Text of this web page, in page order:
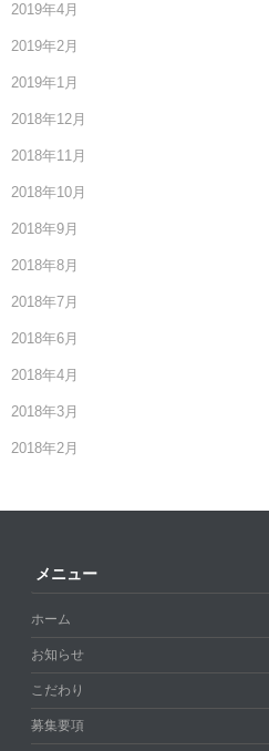
2019年4月
2019年2月
2019年1月
2018年12月
2018年11月
2018年10月
2018年9月
2018年8月
2018年7月
2018年6月
2018年4月
2018年3月
2018年2月
メニュー
ホーム
お知らせ
こだわり
募集要項